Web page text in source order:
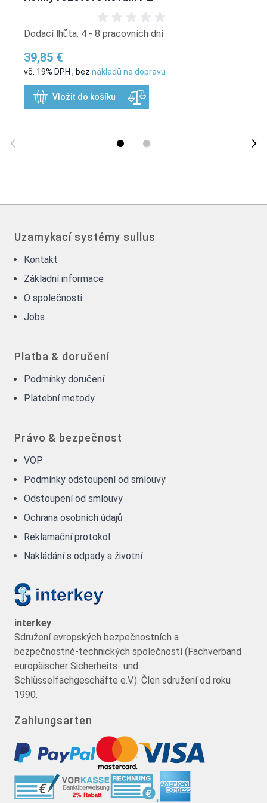
Dodací lhůta: 4 - 8 pracovních dní
39,85 €
vč. 19% DPH , bez nákladů na dopravu
Vložit do košíku
Uzamykací systémy sullus
Kontakt
Základní informace
O společnosti
Jobs
Platba & doručení
Podmínky doručení
Platební metody
Právo & bezpečnost
VOP
Podmínky odstoupení od smlouvy
Odstoupení od smlouvy
Ochrana osobních údajů
Reklamační protokol
Nakládání s odpady a životní
interkey
Sdružení evropských bezpečnostních a
bezpečnostně-technických společností (Fachverband
europäischer Sicherheits- und
Schlüsselfachgeschäfte e.V.). Člen sdružení od roku
1990.
Zahlungsarten